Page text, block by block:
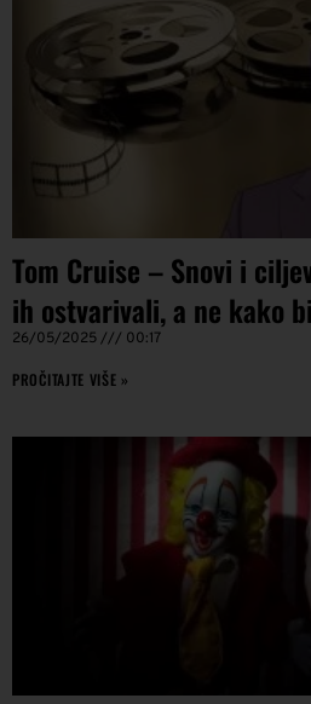
Tom Cruise – Snovi i
ih ostvarivali, a ne kako
26/05/2025 00:17
PROČITAJTE VIŠE »